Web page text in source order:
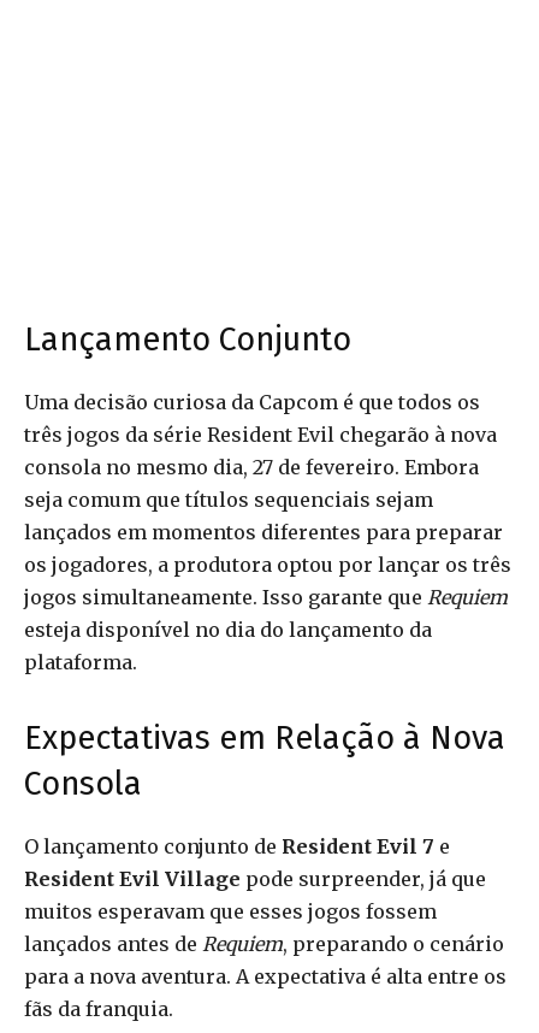
Lançamento Conjunto
Uma decisão curiosa da Capcom é que todos os
três jogos da série Resident Evil chegarão à nova
consola no mesmo dia, 27 de fevereiro. Embora
seja comum que títulos sequenciais sejam
lançados em momentos diferentes para preparar
os jogadores, a produtora optou por lançar os três
jogos simultaneamente. Isso garante que Requiem
esteja disponível no dia do lançamento da
plataforma.
Expectativas em Relação à Nova
Consola
O lançamento conjunto de Resident Evil 7 e
Resident Evil Village pode surpreender, já que
muitos esperavam que esses jogos fossem
lançados antes de Requiem, preparando o cenário
para a nova aventura. A expectativa é alta entre os
fãs da franquia.